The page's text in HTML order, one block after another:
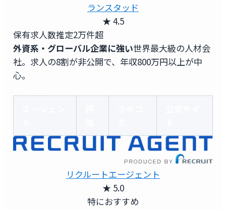
ランスタッド
★ 4.5
保有求人数推定2万件超
外資系・グローバル企業に強い世界最大級の人材会
社。求人の8割が非公開で、年収800万円以上が中
心。
リクルートエージェント
★ 5.0
特におすすめ